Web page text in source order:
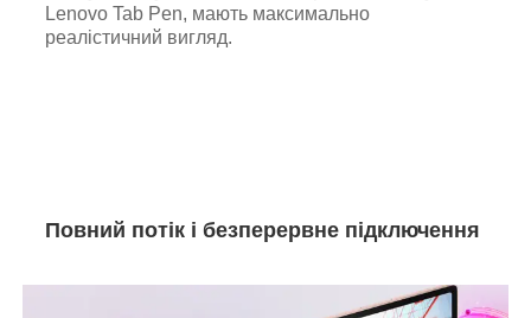
Lenovo Tab Pen, мають максимально
реалістичний вигляд.
Повний потік і безперервне підключення